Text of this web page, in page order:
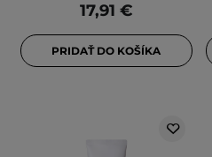
17,91 €
PRIDAŤ DO KOŠÍKA